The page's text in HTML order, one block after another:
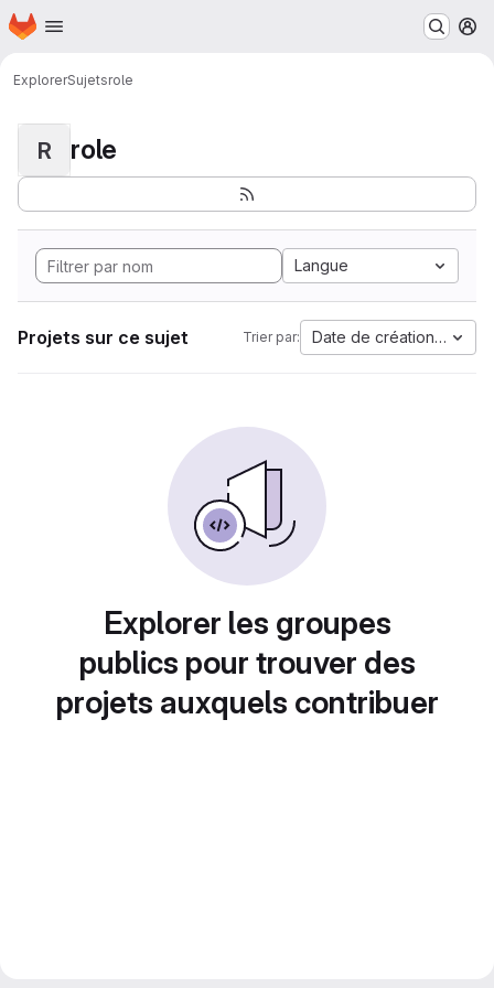
Passer au contenu principal
Page d'accueil
ExplorerSujetsrole
R role
Langue
Projets sur ce sujet Trier par: Date de création la plus
Explorer les groupes
publics pour trouver des
projets auxquels contribuer